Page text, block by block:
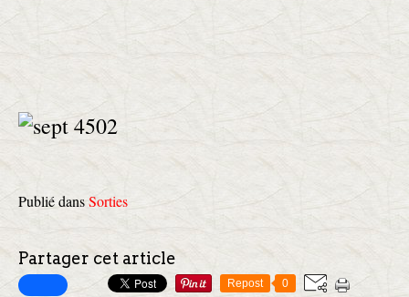
Publié dansSorties
Partager cet article
Repost 0